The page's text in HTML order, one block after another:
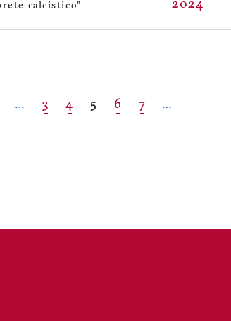
calcistico"
2024
… Page
3 Page
4
Current
5 Page
6 Page
7 …